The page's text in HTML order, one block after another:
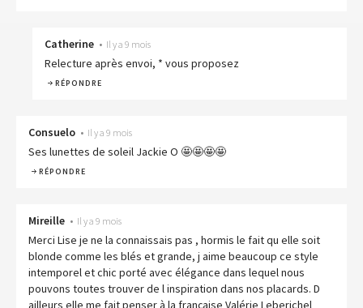
Catherine • Il y a 9 mois
Relecture après envoi, * vous proposez
RÉPONDRE
Consuelo • Il y a 9 mois
Ses lunettes de soleil Jackie O 🤩🤩🤩🤩
RÉPONDRE
Mireille • Il y a 9 mois
Merci Lise je ne la connaissais pas , hormis le fait qu elle soit
blonde comme les blés et grande, j aime beaucoup ce style
intemporel et chic porté avec élégance dans lequel nous
pouvons toutes trouver de l inspiration dans nos placards. D
ailleurs elle me fait penser à la française Valérie Leberichel